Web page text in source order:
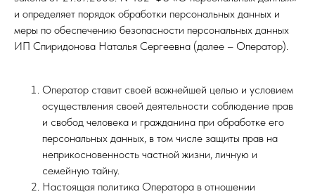
и определяет порядок обработки персональных данных и
меры по обеспечению безопасности персональных данных
ИП Спиридонова Наталья Сергеевна (далее – Оператор).
Оператор ставит своей важнейшей целью и условием
осуществления своей деятельности соблюдение прав
и свобод человека и гражданина при обработке его
персональных данных, в том числе защиты прав на
неприкосновенность частной жизни, личную и
семейную тайну.
Настоящая политика Оператора в отношении